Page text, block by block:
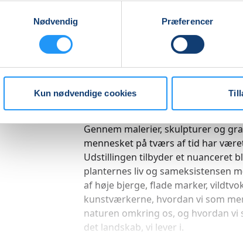
Nødvendig
Præferencer
Kun nødvendige cookies
Udstillingen viser et håndplukket
dansk romantik til samtidskunst.
Carl-Nielsen, J.F. Willumsen, Edvard
Søndergaard, Lene Adler
Gennem malerier, skulpturer og
mennesket på tværs af tid har
Udstillingen tilbyder et nuanceret
planternes liv og sameksistensen
af høje bjerge, flade marker,
kunstværkerne, hvordan vi som
naturen omkring os, og hvordan
det landskab, vi lever i.